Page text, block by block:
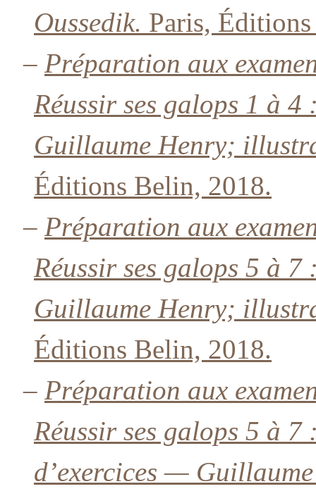
Oussedik. Paris,
– Préparation aux
Réussir ses galops 1 à
Guillaume Henry;
Éditions Belin, 2018.
– Préparation aux
Réussir ses galops 5 à
Guillaume Henry;
Éditions Belin, 2018.
– Préparation aux
Réussir ses galops 5 à
d’exercices —